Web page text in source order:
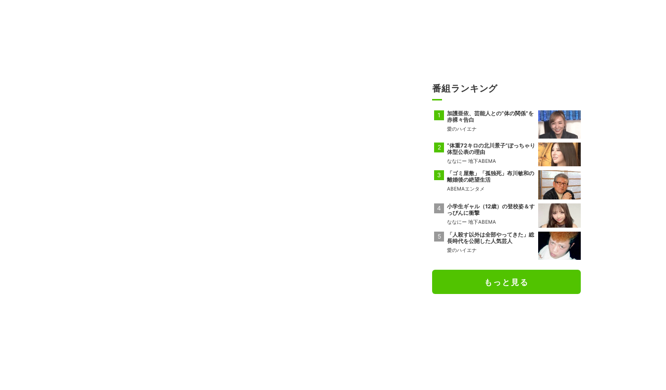
番組ランキング
加護亜依、芸能人との“体の関係”を
赤裸々告白
愛のハイエナ
“体重72キロの北川景子”ぽっちゃり
体型公表の理由
ななにー 地下ABEMA
「ゴミ屋敷」「孤独死」布川敏和の
離婚後の絶望生活
ABEMAエンタメ
小学生ギャル（12歳）の登校姿＆す
っぴんに衝撃
ななにー 地下ABEMA
「人殺す以外は全部やってきた」総
長時代を公開した人気芸人
愛のハイエナ
もっと見る